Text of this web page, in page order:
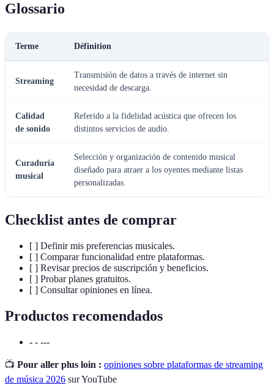
Glossario
Terme Définition
Streaming
Transmisión de datos a través de internet sin
necesidad de descarga.
Calidad
de sonido
Referido a la fidelidad acústica que ofrecen los
distintos servicios de audio.
Curaduría
musical
Selección y organización de contenido musical
diseñado para atraer a los oyentes mediante listas
personalizadas.
Checklist antes de comprar
[ ] Definir mis preferencias musicales.
[ ] Comparar funcionalidad entre plataformas.
[ ] Revisar precios de suscripción y beneficios.
[ ] Probar planes gratuitos.
[ ] Consultar opiniones en línea.
Productos recomendados
- - ---
📺 Pour aller plus loin : opiniones sobre plataformas de streaming
de música 2026 sur YouTube